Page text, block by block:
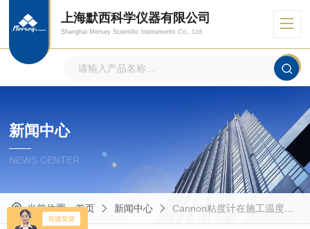
上海默西科学仪器有限公司
Shanghai Mersey Scientific Instruments Co., Ltd.
新闻中心
NEWS CENTER
当前位置：首页 新闻中心 Cannon粘度计在施工温度上具有哪些方法？